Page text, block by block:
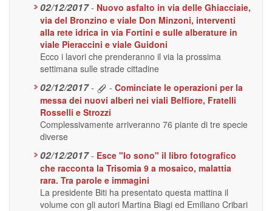
02/12/2017 - Nuovo asfalto in via delle Ghiacciaie,
via del Bronzino e viale Don Minzoni, interventi
alla rete idrica in via Fortini e sulle alberature in
viale Pieraccini e viale Guidoni
Ecco i lavori che prenderanno il via la prossima
settimana sulle strade cittadine
02/12/2017 - - Cominciate le operazioni per la
messa dei nuovi alberi nei viali Belfiore, Fratelli
Rosselli e Strozzi
Complessivamente arriveranno 76 piante di tre specie
diverse
02/12/2017 - Esce "Io sono" il libro fotografico
che racconta la Trisomia 9 a mosaico, malattia
rara. Tra parole e immagini
La presidente Biti ha presentato questa mattina il
volume con gli autori Martina Biagi ed Emiliano Cribari